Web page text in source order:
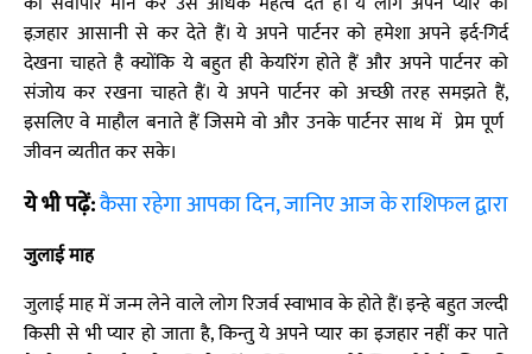
इज़हार आसानी से कर देते हैं। ये अपने पार्टनर को हमेशा अपने इर्द-गिर्द
देखना चाहते है क्योंकि ये बहुत ही केयरिंग होते हैं और अपने पार्टनर को
संजोय कर रखना चाहते हैं। ये अपने पार्टनर को अच्छी तरह समझते हैं,
इसलिए वे माहौल बनाते हैं जिसमे वो और उनके पार्टनर साथ में प्रेम पूर्ण
जीवन व्यतीत कर सके।
ये भी पढ़ें:कैसा रहेगा आपका दिन, जानिए आज के राशिफल द्वारा
जुलाई माह
जुलाई माह में जन्म लेने वाले लोग रिजर्व स्वाभाव के होते हैं। इन्हे बहुत जल्दी
किसी से भी प्यार हो जाता है, किन्तु ये अपने प्यार का इजहार नहीं कर पाते